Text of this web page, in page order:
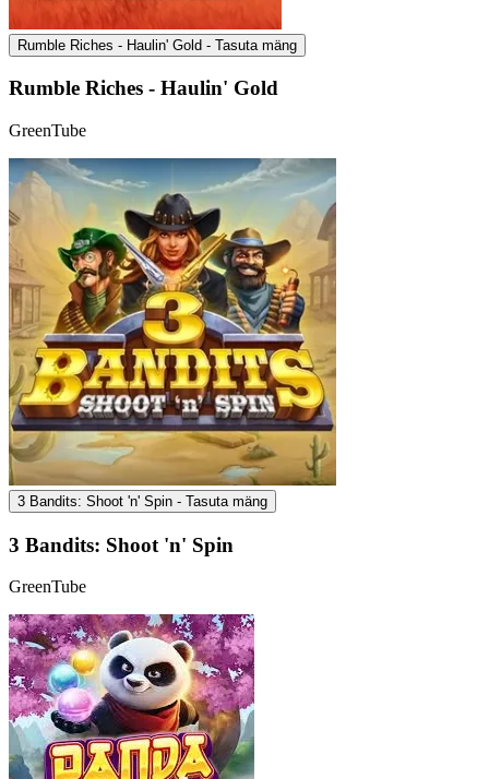
Rumble Riches - Haulin' Gold - Tasuta mäng
Rumble Riches - Haulin' Gold
GreenTube
3 Bandits: Shoot 'n' Spin - Tasuta mäng
3 Bandits: Shoot 'n' Spin
GreenTube